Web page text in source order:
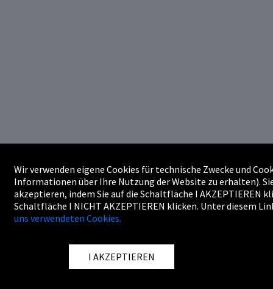
Wir verwenden eigene Cookies für technische Zwecke und
Informationen über Ihre Nutzung der Website zu erhalten).
akzeptieren, indem Sie auf die Schaltfläche I AKZEPTIEREN
Schaltfläche I NICHT AKZEPTIEREN klicken. Unter diesem
uns verwendeten Cookies.
I AKZEPTIEREN